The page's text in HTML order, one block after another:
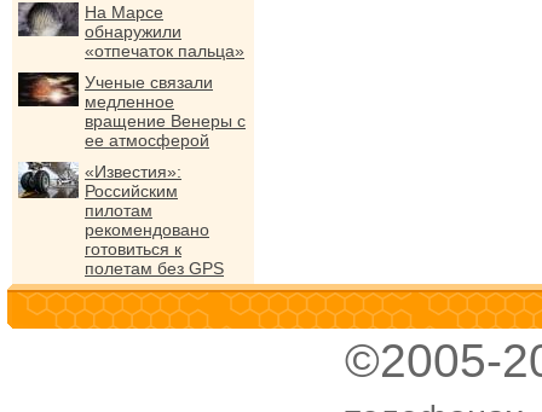
На Марсе
обнаружили
«отпечаток пальца»
Ученые связали
медленное
вращение Венеры с
ее атмосферой
«Известия»:
Российским
пилотам
рекомендовано
готовиться к
полетам без GPS
©2005-